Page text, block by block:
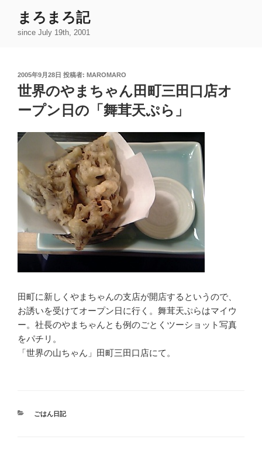
まろまろ記
since July 19th, 2001
投
稿
日:
2005年9月28日 投稿者: MAROMARO
世界のやまちゃん田町三田口店オ
ープン日の「舞茸天ぷら」
田町に新しくやまちゃんの支店が開店するというので、
お誘いを受けてオープン日に行く。舞茸天ぷらはマイウ
ー。社長のやまちゃんとも例のごとくツーショット写真
をパチリ。
「世界の山ちゃん」田町三田口店にて。
カ
ごはん日記